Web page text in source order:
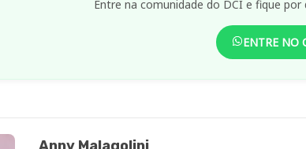
Entre na comunidade do DCI e fique
ENTRE NO